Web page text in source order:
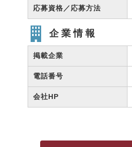
応募資格／応募方法
企業情報
掲載企業
電話番号
会社HP